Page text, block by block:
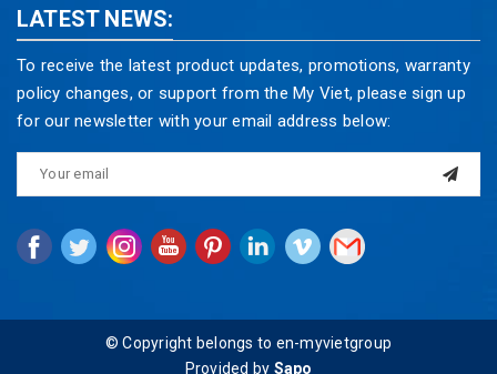
LATEST NEWS:
To receive the latest product updates, promotions, warranty
policy changes, or support from the My Viet, please sign up
for our newsletter with your email address below:
© Copyright belongs to en-myvietgroup
Provided by Sapo